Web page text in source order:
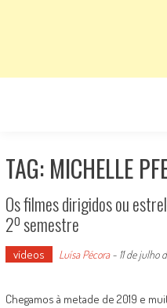
TAG: MICHELLE
Os filmes dirigidos ou
2º semestre
vídeos Luísa Pécora- 11 de julho
Chegamos à metade de 2019 e